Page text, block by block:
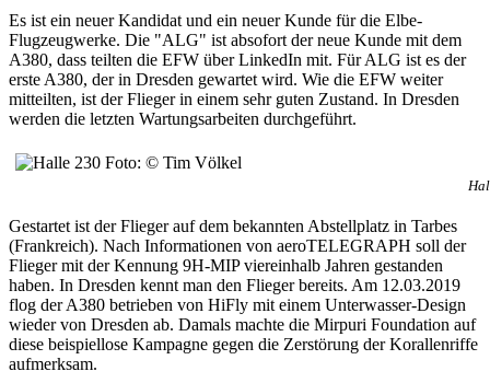
Es ist ein neuer Kandidat und ein neuer Kunde für die Elbe-
Flugzeugwerke. Die "ALG" ist absofort der neue Kunde mit dem
A380, dass teilten die EFW über LinkedIn mit. Für ALG ist es der
erste A380, der in Dresden gewartet wird. Wie die EFW weiter
mitteilten, ist der Flieger in einem sehr guten Zustand. In Dresden
werden die letzten Wartungsarbeiten durchgeführt.
Gestartet ist der Flieger auf dem bekannten Abstellplatz in Tarbes
(Frankreich). Nach Informationen von aeroTELEGRAPH soll der
Flieger mit der Kennung 9H-MIP viereinhalb Jahren gestanden
haben. In Dresden kennt man den Flieger bereits. Am 12.03.2019
flog der A380 betrieben von HiFly mit einem Unterwasser-Design
wieder von Dresden ab. Damals machte die Mirpuri Foundation auf
diese beispiellose Kampagne gegen die Zerstörung der Korallenriffe
aufmerksam.